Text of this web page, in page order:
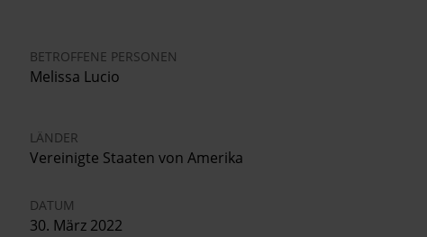
BETROFFENE PERSONEN
Melissa Lucio
LÄNDER
Vereinigte Staaten von Amerika
DATUM
30. März 2022